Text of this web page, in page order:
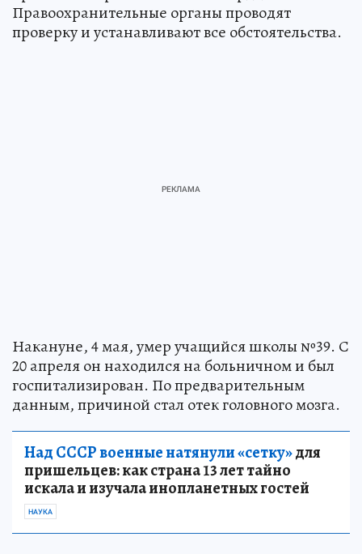
Правоохранительные органы проводят
проверку и устанавливают все обстоятельства.
Накануне, 4 мая, умер учащийся школы №39. С
20 апреля он находился на больничном и был
госпитализирован. По предварительным
данным, причиной стал отек головного мозга.
Над СССР военные натянули «сетку»для
пришельцев: как страна 13 лет тайно
искала и изучала инопланетных гостей
НАУКА